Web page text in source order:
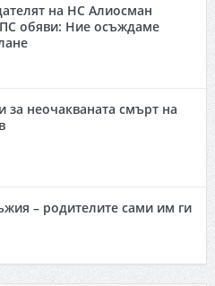
на НС Алиосман
обяви: Ние осъждаме
за неочакваната смърт на
– родителите сами им ги